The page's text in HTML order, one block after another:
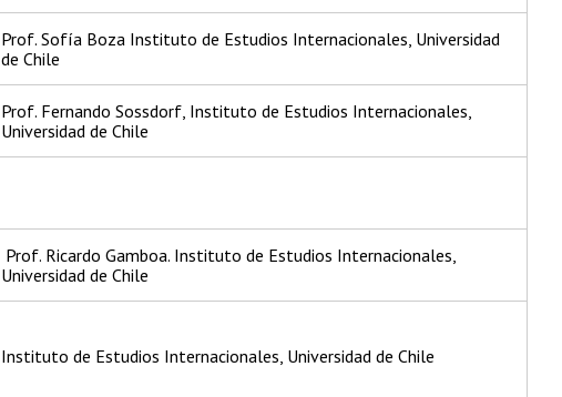
Prof. Sofía Boza Instituto de Estudios Internacionales, Universidad
de Chile
Prof. Fernando Sossdorf, Instituto de Estudios Internacionales,
Universidad de Chile
Prof. Ricardo Gamboa. Instituto de Estudios Internacionales,
Universidad de Chile
Instituto de Estudios Internacionales, Universidad de Chile